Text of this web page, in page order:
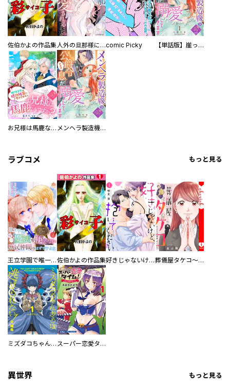
佐伯かよの作品集 人外の旦那様に娶られ毎晩ナカまで愛される…。アンソロジーcomic Picky 【単話版】崖っぷち令嬢ですが、意地と策略で幸せになります！シリーズ
お兄様は馬鹿なんですか？～地味王女は婚約破棄に巻き込まれる～ メンヘラ製造機の公爵令息（過保護）が溺愛してきます
ラブコメ もっと見る
王立学園で唯一魔法が使えない庶民仲間のはずですよね～実は王子様で私を溺愛しているなんて告白はやめてください～佐伯かよの作品集 好きじゃないけど、抱いてください【電子単行本版／特典おまけ付き】 葬儀屋タケコ～あなたの最期、叶えます【電子単行本版】
ミズダコちゃんからは逃げられない！ スーパー恋愛タイム！～現場でドＳな彼女は自宅でデレる～
異世界 もっと見る